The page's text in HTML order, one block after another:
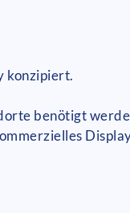
konzipiert.
benötigt